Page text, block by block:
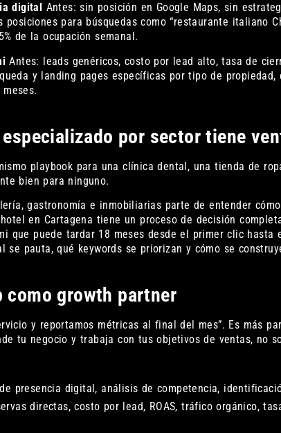
digital
Antes: sin posición en Google Maps, sin
posiciones para búsquedas como “restaurante italiano
de la ocupación semanal.
Antes: leads genéricos, costo por lead alto, tasa de
y landing pages específicas por tipo de
por sector tiene
playbook para una clínica dental, una tienda de
bien para ninguno.
gastronomía e inmobiliarias parte de entender
en Cartagena tiene un proceso de decisión
que puede tardar 18 meses desde el primer clic hasta
se pauta, qué keywords se priorizan y cómo se
como growth partner
y reportamos métricas al final del mes”. Es más
tu negocio y trabaja con tus objetivos de ventas, no
presencia digital, análisis de competencia,
directas, costo por lead, ROAS, tráfico orgánico,